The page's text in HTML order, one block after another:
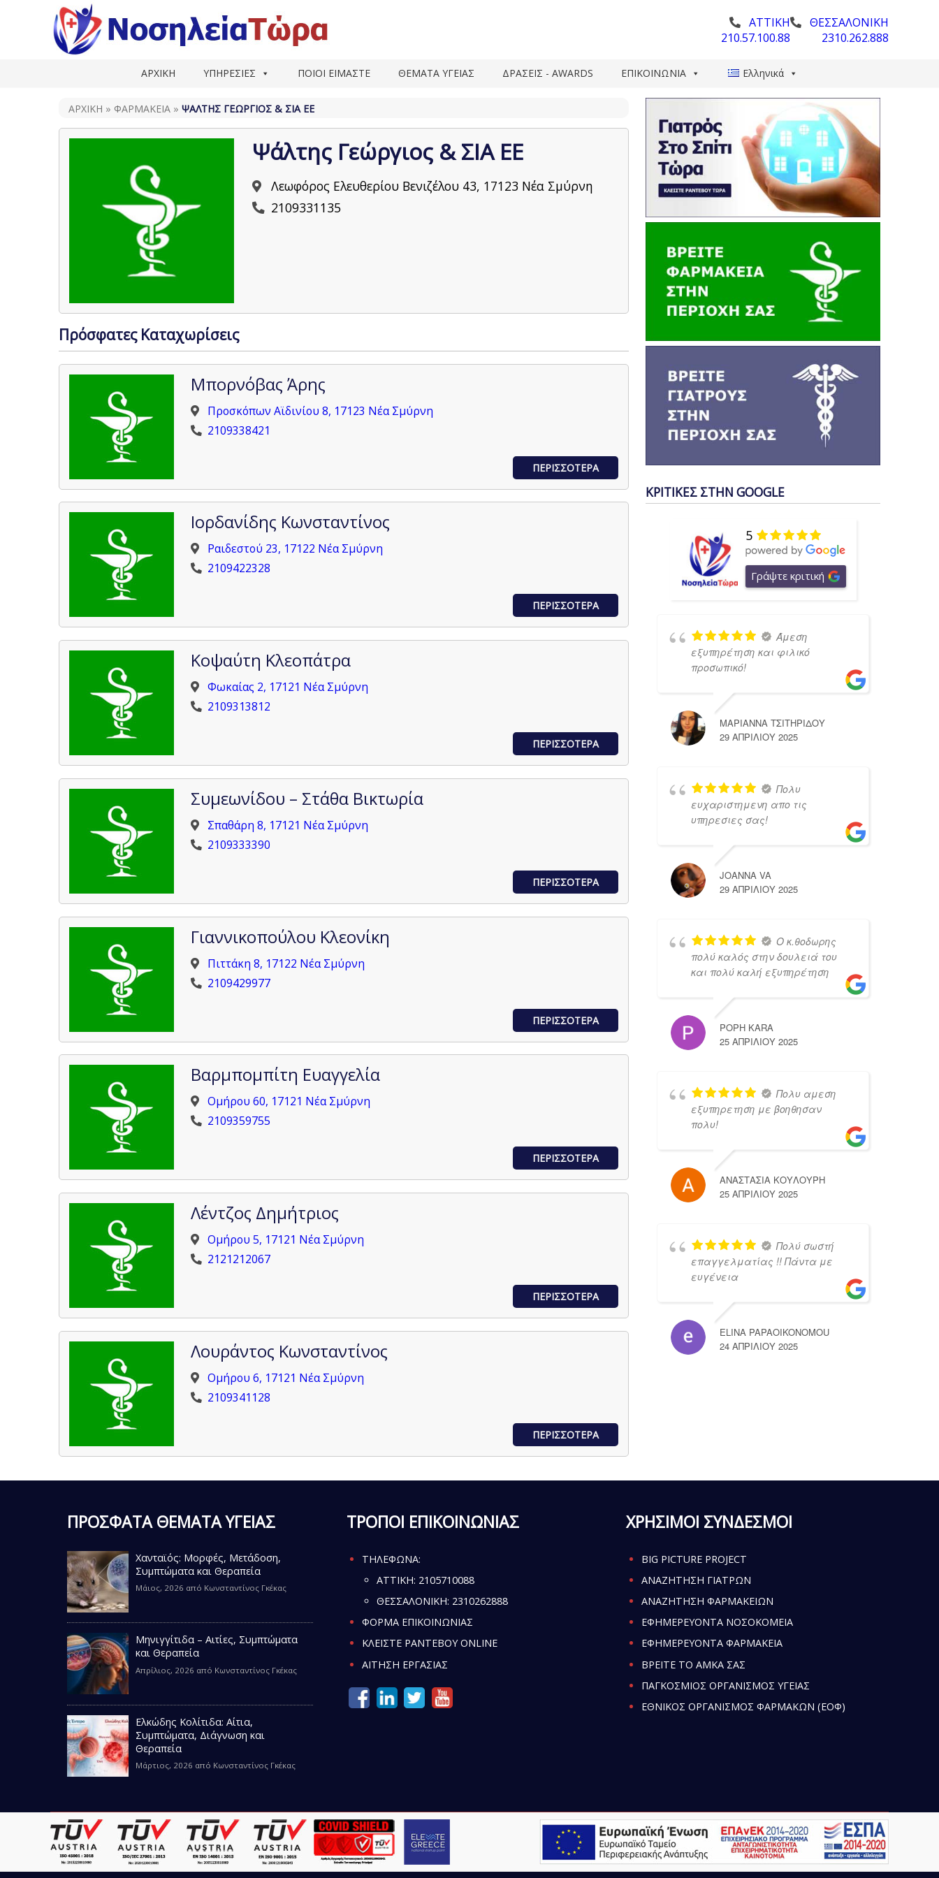
ΑΤΤΙΚΗ
210.57.100.88
ΘΕΣΣΑΛΟΝΙΚΗ
2310.262.888
ΑΡΧΙΚΗ ΥΠΗΡΕΣΙΕΣ ΠΟΙΟΙ ΕΙΜΑΣΤΕ ΘΕΜΑΤΑ ΥΓΕΙΑΣ ΔΡΑΣΕΙΣ - AWARDS ΕΠΙΚΟΙΝΩΝΙΑ Ελληνικά
ΑΡΧΙΚΗ » ΦΑΡΜΑΚΕΊΑ »ΨΆΛΤΗΣ ΓΕΏΡΓΙΟΣ & ΣΙΑ ΕΕ
Ψάλτης Γεώργιος & ΣΙΑ ΕΕ
Λεωφόρος Ελευθερίου Βενιζέλου 43, 17123 Νέα Σμύρνη
2109331135
Πρόσφατες Καταχωρίσεις
Μπορνόβας Άρης
Προσκόπων Αϊδινίου 8, 17123 Νέα Σμύρνη
2109338421
ΠΕΡΙΣΣΟΤΕΡΑ
Ιορδανίδης Κωνσταντίνος
Ραιδεστού 23, 17122 Νέα Σμύρνη
2109422328
ΠΕΡΙΣΣΟΤΕΡΑ
Κοψαύτη Κλεοπάτρα
Φωκαίας 2, 17121 Νέα Σμύρνη
2109313812
ΠΕΡΙΣΣΟΤΕΡΑ
Συμεωνίδου – Στάθα Βικτωρία
Σπαθάρη 8, 17121 Νέα Σμύρνη
2109333390
ΠΕΡΙΣΣΟΤΕΡΑ
Γιαννικοπούλου Κλεονίκη
Πιττάκη 8, 17122 Νέα Σμύρνη
2109429977
ΠΕΡΙΣΣΟΤΕΡΑ
Βαρμπομπίτη Ευαγγελία
Ομήρου 60, 17121 Νέα Σμύρνη
2109359755
ΠΕΡΙΣΣΟΤΕΡΑ
Λέντζος Δημήτριος
Ομήρου 5, 17121 Νέα Σμύρνη
2121212067
ΠΕΡΙΣΣΟΤΕΡΑ
Λουράντος Κωνσταντίνος
Ομήρου 6, 17121 Νέα Σμύρνη
2109341128
ΠΕΡΙΣΣΟΤΕΡΑ
ΚΡΙΤΙΚΕΣ ΣΤΗΝ GOOGLE
5
Γράψτε κριτική
Άμεση
εξυπηρέτηση και φιλικό
προσωπικό!
ΜΑΡΙΑΝΝΑ ΤΣΙΤΗΡΙΔΟΥ
29 ΑΠΡΙΛΊΟΥ 2025
Πολυ
ευχαριστημενη απο τις
υπηρεσιες σας!
JOANNA VA
29 ΑΠΡΙΛΊΟΥ 2025
Ο κ.θοδωρης
πολύ καλός στην δουλειά του
και πολύ καλή εξυπηρέτηση
POPH KARA
25 ΑΠΡΙΛΊΟΥ 2025
Πολυ αμεση
εξυπηρετηση με βοηθησαν
πολυ!
ΑΝΑΣΤΑΣΙΑ ΚΟΥΛΟΥΡΗ
25 ΑΠΡΙΛΊΟΥ 2025
Πολύ σωστή
επαγγελματίας !! Πάντα με
ευγένεια
ELINA PAPAOIKONOMOU
24 ΑΠΡΙΛΊΟΥ 2025
ΠΡΟΣΦΑΤΑ ΘΕΜΑΤΑ ΥΓΕΙΑΣ
Χανταϊός: Μορφές, Μετάδοση,
Συμπτώματα και Θεραπεία
Μάιος, 2026 από Κωνσταντίνος Γκέκας
Μηνιγγίτιδα – Αιτίες, Συμπτώματα
και Θεραπεία
Απρίλιος, 2026 από Κωνσταντίνος Γκέκας
Ελκώδης Κολίτιδα: Αίτια,
Συμπτώματα, Διάγνωση και
Θεραπεία
Μάρτιος, 2026 από Κωνσταντίνος Γκέκας
ΤΡΟΠΟΙ ΕΠΙΚΟΙΝΩΝΙΑΣ
ΤΗΛΕΦΩΝΑ:
ATTIKH: 2105710088
ΘΕΣΣΑΛΟΝΙΚΗ: 2310262888
ΦΟΡΜΑ ΕΠΙΚΟΙΝΩΝΙΑΣ
ΚΛΕΙΣΤΕ ΡΑΝΤΕΒΟΥ ONLINE
ΑΙΤΗΣΗ ΕΡΓΑΣΙΑΣ
ΧΡΗΣΙΜΟΙ ΣΥΝΔΕΣΜΟΙ
BIG PICTURE PROJECT
ΑΝΑΖΗΤΗΣΗ ΓΙΑΤΡΩΝ
ΑΝΑΖΗΤΗΣΗ ΦΑΡΜΑΚΕΙΩΝ
ΕΦΗΜΕΡΕΥΟΝΤΑ ΝΟΣΟΚΟΜΕΙΑ
ΕΦΗΜΕΡΕΥΟΝΤΑ ΦΑΡΜΑΚΕΙΑ
ΒΡΕΙΤΕ ΤΟ ΑΜΚΑ ΣΑΣ
ΠΑΓΚΟΣΜΙΟΣ ΟΡΓΑΝΙΣΜΟΣ ΥΓΕΙΑΣ
ΕΘΝΙΚΟΣ ΟΡΓΑΝΙΣΜΟΣ ΦΑΡΜΑΚΩΝ (ΕΟΦ)